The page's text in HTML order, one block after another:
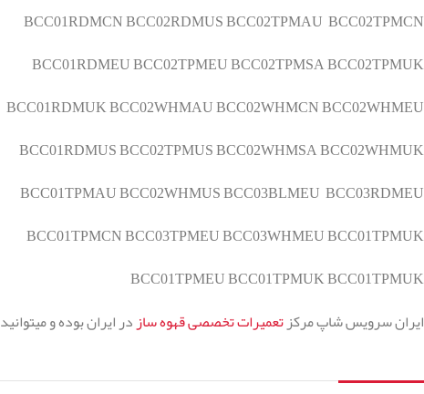
BCC01RDMCN BCC02RDMUS BCC02TPMAU BCC02TPMCN
BCC01RDMEU BCC02TPMEU BCC02TPMSA BCC02TPMUK
BCC01RDMUK BCC02WHMAU BCC02WHMCN BCC02WHMEU
BCC01RDMUS BCC02TPMUS BCC02WHMSA BCC02WHMUK
BCC01TPMAU BCC02WHMUS BCC03BLMEU BCC03RDMEU
BCC01TPMCN BCC03TPMEU BCC03WHMEU BCC01TPMUK
BCC01TPMEU BCC01TPMUK BCC01TPMUK
ایران سرویس شاپ مرکزتعمیرات تخصصی قهوه سازدر ایران بوده و میتوانید